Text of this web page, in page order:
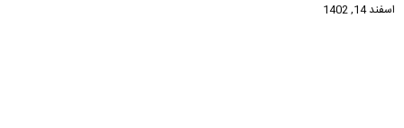
اسفند 14, 1402